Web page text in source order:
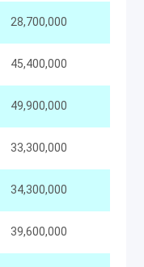
28,700,000
45,400,000
49,900,000
33,300,000
34,300,000
39,600,000